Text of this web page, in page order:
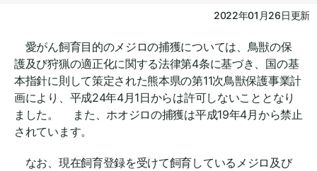
2022年01月26日更新
愛がん飼育目的のメジロの捕獲については、鳥獣の保
護及び狩猟の適正化に関する法律第4条に基づき、国の基
本指針に則して策定された熊本県の第11次鳥獣保護事業計
画により、平成24年4月1日からは許可しないこととなり
ました。 また、ホオジロの捕獲は平成19年4月から禁止
されています。
なお、現在飼育登録を受けて飼育しているメジロ及び